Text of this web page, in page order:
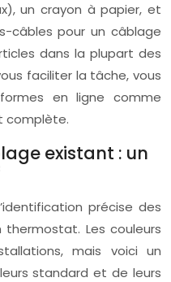
un crayon à papier, et
câbles pour un câblage
dans la plupart des
faciliter la tâche, vous
en ligne comme
complète.
existant : un
précise des
Les couleurs
mais voici un
standard et de leurs